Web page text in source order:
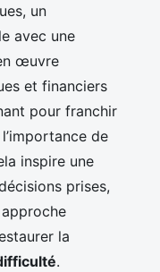
un
avec une
œuvre
et financiers
pour franchir
de
inspire une
prises,
approche
la
.